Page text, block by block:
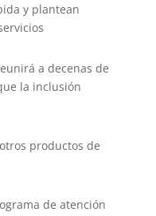
y plantean
a decenas de
la inclusión
productos de
de atención